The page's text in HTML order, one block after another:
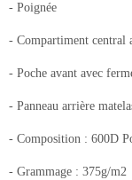
- Poignée
- Compartiment central
- Poche avant avec
- Panneau arrière
- Composition : 600D
- Grammage : 375g/m2